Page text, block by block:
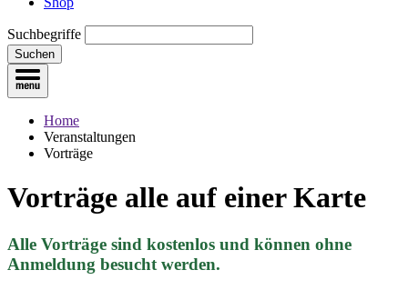
Suchbegriffe
Suchen
Home
Veranstaltungen
Vorträge
Vorträge alle auf einer Karte
Alle Vorträge sind kostenlos und können ohne
Anmeldung besucht werden.